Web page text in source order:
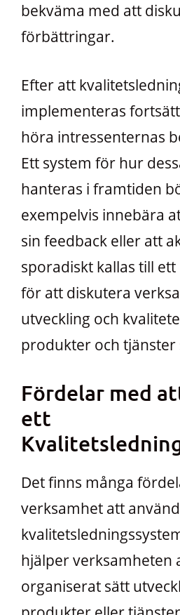
bekväma med att
förbättringar.
Efter att
implementeras
höra intressenternas
Ett system för hur
hanteras i framtiden
exempelvis innebära
sin feedback eller att
sporadiskt kallas till
för att diskutera
utveckling och
produkter och tjänster
Fördelar med
ett
Det finns många
verksamhet att
hjälper verksamheten
organiserat sätt